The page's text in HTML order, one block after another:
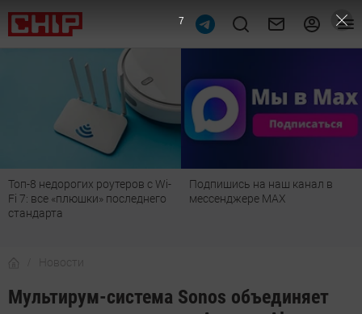
Подпишись на наш канал в
мессенджере МАХ
Рейтинг телевизоров 2026:
лучшие модели для гостиной,
Новости
Мультирум-система Sonos объединяет
6